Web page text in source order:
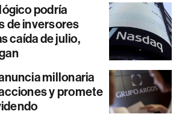
podría
de inversores
caída de julio,
millonaria
y promete